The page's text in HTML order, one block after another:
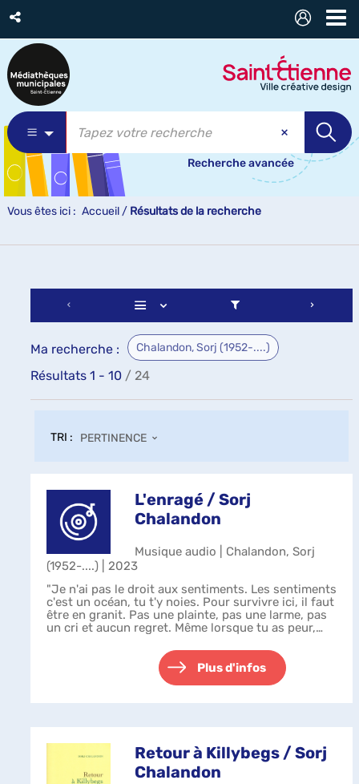
Recherche avancée
Vous êtes ici : Accueil / Résultats de la recherche
Ma recherche : Chalandon, Sorj (1952-....)
Résultats 1 - 10 / 24
TRI : PERTINENCE
L'enragé / Sorj
Chalandon
Musique audio | Chalandon, Sorj
(1952-....) | 2023
"Je n'ai pas le droit aux sentiments. Les sentiments
c'est un océan, tu t'y noies. Pour survivre ici, il faut
être en granit. Pas une plainte, pas une larme, pas
un cri et aucun regret. Même lorsque tu as peur,
Plus d'infos
Retour à Killybegs / Sorj
Chalandon